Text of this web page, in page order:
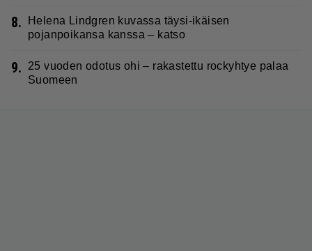
8.
Helena Lindgren kuvassa täysi-ikäisen
pojanpoikansa kanssa – katso
9.
25 vuoden odotus ohi – rakastettu rockyhtye palaa
Suomeen